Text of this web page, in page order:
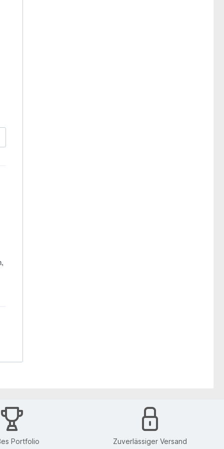
Portfolio Zuverlässiger Versand